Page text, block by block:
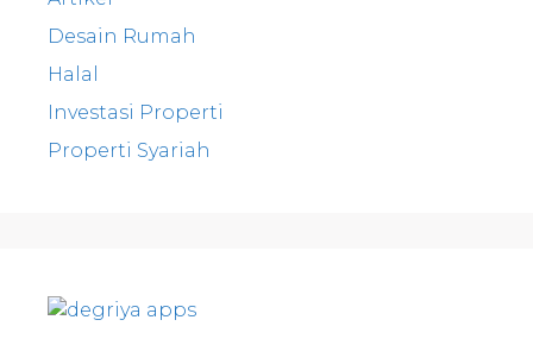
Desain Rumah
Halal
Investasi Properti
Properti Syariah